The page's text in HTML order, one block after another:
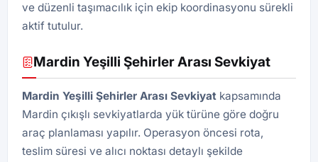
ve düzenli taşımacılık için ekip koordinasyonu sürekli
aktif tutulur.
Mardin Yeşilli Şehirler Arası Sevkiyat
Mardin Yeşilli Şehirler Arası Sevkiyat kapsamında
Mardin çıkışlı sevkiyatlarda yük türüne göre doğru
araç planlaması yapılır. Operasyon öncesi rota,
teslim süresi ve alıcı noktası detaylı şekilde